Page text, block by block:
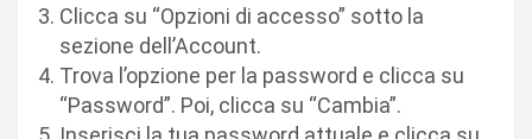
Clicca su “Opzioni di accesso” sotto la
sezione dell’Account.
Trova l’opzione per la password e clicca su
“Password”. Poi, clicca su “Cambia”.